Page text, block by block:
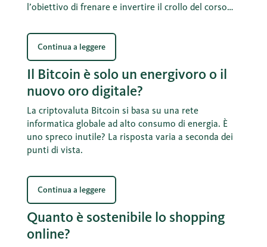
l’obiettivo di frenare e invertire il crollo del corso
degli USA stessi. E se ne possono trarre anche degli
insegnamenti per la Svizzera.
Continua a leggere
Il Bitcoin è solo un energivoro o il
nuovo oro digitale?
La criptovaluta Bitcoin si basa su una rete
informatica globale ad alto consumo di energia. È
uno spreco inutile? La risposta varia a seconda dei
punti di vista.
Continua a leggere
Quanto è sostenibile lo shopping
online?